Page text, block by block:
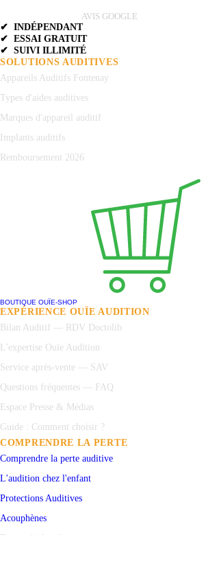
AVIS GOOGLE
✔ INDÉPENDANT
✔ ESSAI GRATUIT
✔ SUIVI ILLIMITÉ
SOLUTIONS AUDITIVES
Appareils Auditifs Fontenay
Types d'aides auditives
Marques d'appareil auditif
Implants auditifs
Remboursement 2026
BOUTIQUE OUÏE-SHOP
EXPÉRIENCE OUÏE AUDITION
Bilan Auditif — RDV Doctolib
L'expertise Ouïe Audition
Service après-vente — SAV
Questions fréquentes — FAQ
Espace Presse & Médias
Guide : Comment choisir ?
COMPRENDRE LA PERTE
Comprendre la perte auditive
L'audition chez l'enfant
Protections Auditives
Acouphènes
Test auditif en ligne